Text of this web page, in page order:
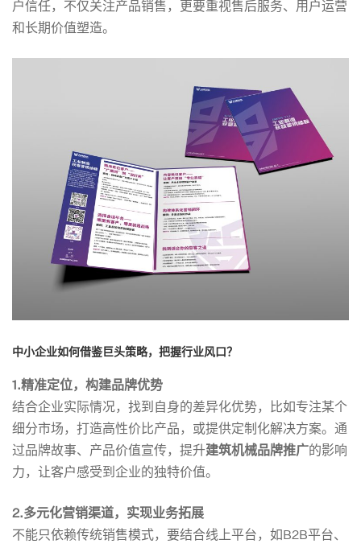
户信任，不仅关注产品销售，更要重视售后服务、用户运营
和长期价值塑造。
中小企业如何借鉴巨头策略，把握行业风口？
1.精准定位，构建品牌优势
结合企业实际情况，找到自身的差异化优势，比如专注某个
细分市场，打造高性价比产品，或提供定制化解决方案。通
过品牌故事、产品价值宣传，提升建筑机械品牌推广的影响
力，让客户感受到企业的独特价值。
2.多元化营销渠道，实现业务拓展
不能只依赖传统销售模式，要结合线上平台，如B2B平台、